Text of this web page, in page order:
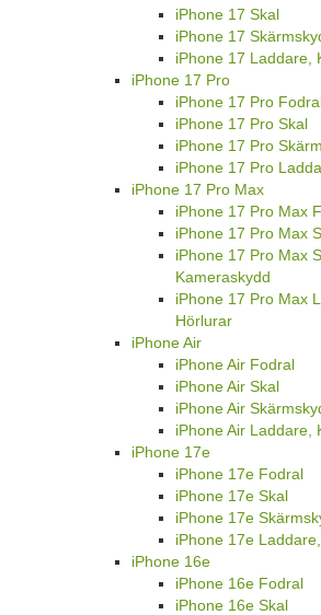
iPhone 17 Skal
iPhone 17
iPhone 17 Laddare,
iPhone 17 Pro
iPhone 17 Pro
iPhone 17 Pro Skal
iPhone 17 Pro
iPhone 17 Pro
iPhone 17 Pro Max
iPhone 17 Pro Max
iPhone 17 Pro Max
iPhone 17 Pro Max
Kameraskydd
iPhone 17 Pro Max
Hörlurar
iPhone Air
iPhone Air Fodral
iPhone Air Skal
iPhone Air
iPhone Air Laddare,
iPhone 17e
iPhone 17e Fodral
iPhone 17e Skal
iPhone 17e
iPhone 17e
iPhone 16e
iPhone 16e Fodral
iPhone 16e Skal